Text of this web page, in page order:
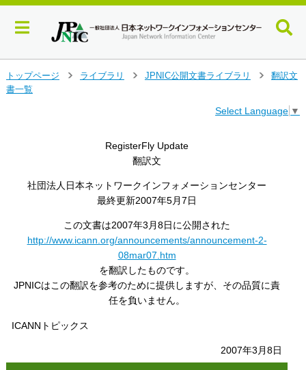
イ
トップページ
ライブラリ
JPNIC公開文書ライブラリ
翻訳文
書一覧
Select Language ▼
RegisterFly Update
翻訳文
社団法人日本ネットワークインフォメーションセンター
最終更新2007年5月7日
この文書は2007年3月8日に公開された
http://www.icann.org/announcements/announcement-2-
08mar07.htm
を翻訳したものです。
JPNICはこの翻訳を参考のために提供しますが、その品質に責
任を負いません。
ICANNトピックス
2007年3月8日